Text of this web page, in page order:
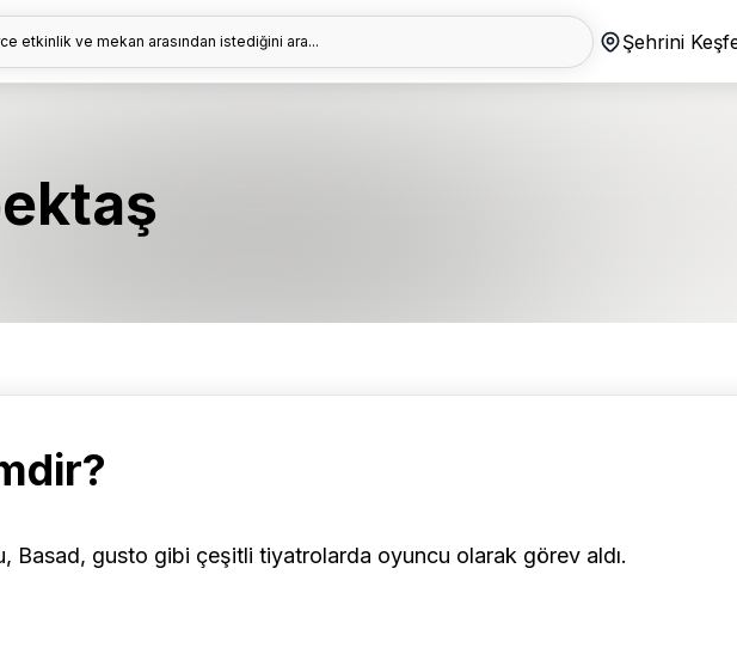
etkinlik ve mekan arasından istediğini ara... Şehrini
Basad, gusto gibi çeşitli tiyatrolarda oyuncu olarak görev aldı.